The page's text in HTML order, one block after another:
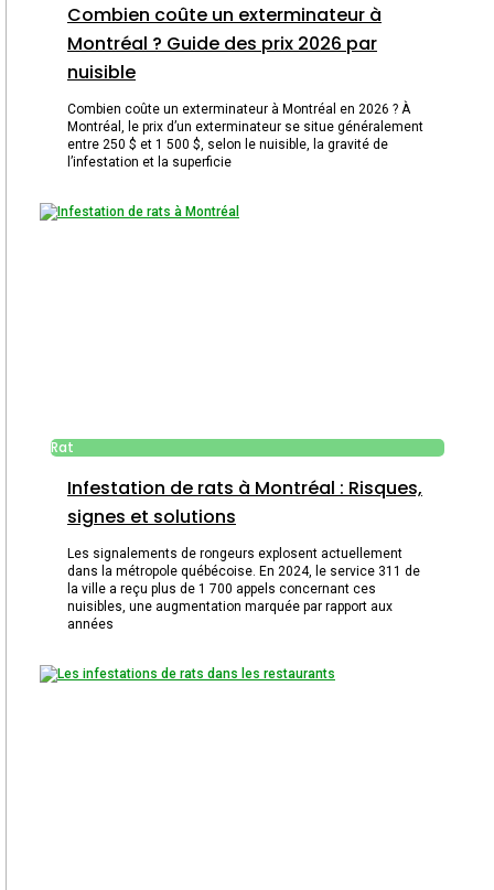
Combien coûte un exterminateur à
Montréal ? Guide des prix 2026 par
nuisible
Combien coûte un exterminateur à Montréal en 2026 ? À
Montréal, le prix d’un exterminateur se situe généralement
entre 250 $ et 1 500 $, selon le nuisible, la gravité de
l’infestation et la superficie
Rat
Infestation de rats à Montréal : Risques,
signes et solutions
Les signalements de rongeurs explosent actuellement
dans la métropole québécoise. En 2024, le service 311 de
la ville a reçu plus de 1 700 appels concernant ces
nuisibles, une augmentation marquée par rapport aux
années